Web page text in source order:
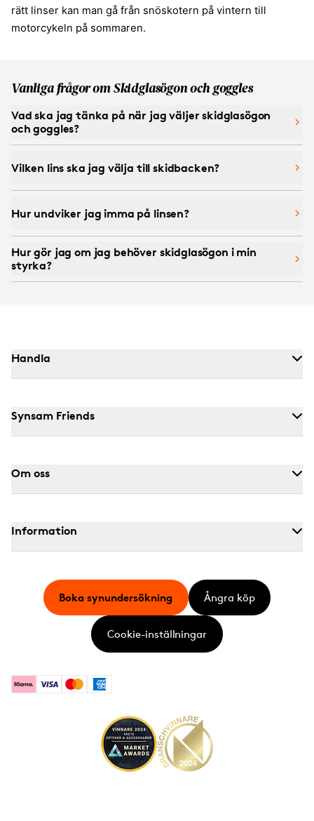
rätt linser kan man gå från snöskotern på vintern till
motorcykeln på sommaren.
Vanliga frågor om Skidglasögon och goggles
Vad ska jag tänka på när jag väljer skidglasögon
och goggles?
Vilken lins ska jag välja till skidbacken?
Hur undviker jag imma på linsen?
Hur gör jag om jag behöver skidglasögon i min
styrka?
Handla
Synsam Friends
Om oss
Information
KlarnaVisa MastercardAmerican Express
Boka synundersökning Ångra köp
Cookie-inställningar